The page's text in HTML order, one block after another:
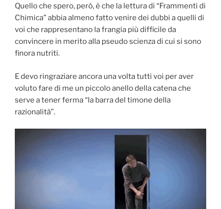
Quello che spero, però, è che la lettura di “Frammenti di
Chimica” abbia almeno fatto venire dei dubbi a quelli di
voi che rappresentano la frangia più difficile da
convincere in merito alla pseudo scienza di cui si sono
finora nutriti.
E devo ringraziare ancora una volta tutti voi per aver
voluto fare di me un piccolo anello della catena che
serve a tener ferma “la barra del timone della
razionalità”.